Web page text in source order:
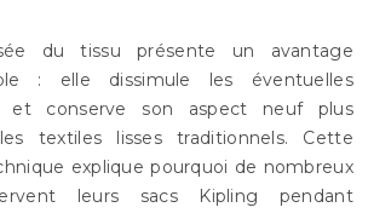
du tissu présente un avantage
: elle dissimule les éventuelles
et conserve son aspect neuf plus
textiles lisses traditionnels. Cette
explique pourquoi de nombreux
leurs sacs Kipling pendant